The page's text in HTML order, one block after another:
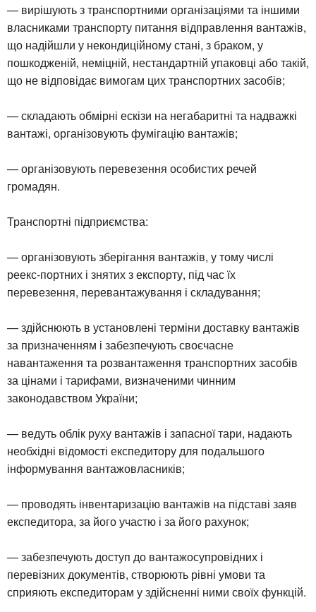
— вирішують з транспортними організаціями та іншими
власниками транспорту питання відправлення вантажів,
що надійшли у некондиційному стані, з браком, у
пошкодженій, неміцній, нестандартній упаковці або такій,
що не відповідає вимогам цих транспортних засобів;
— складають обмірні ескізи на негабаритні та надважкі
вантажі, організовують фумігацію вантажів;
— організовують перевезення особистих речей
громадян.
Транспортні підприємства:
— організовують зберігання вантажів, у тому числі
реекс-портних і знятих з експорту, під час їх
перевезення, перевантажування і складування;
— здійснюють в установлені терміни доставку вантажів
за призначенням і забезпечують своєчасне
навантаження та розвантаження транспортних засобів
за цінами і тарифами, визначеними чинним
законодавством України;
— ведуть облік руху вантажів і запасної тари, надають
необхідні відомості експедитору для подальшого
інформування вантажовласників;
— проводять інвентаризацію вантажів на підставі заяв
експедитора, за його участю і за його рахунок;
— забезпечують доступ до вантажосупровідних і
перевізних документів, створюють рівні умови та
сприяють експедиторам у здійсненні ними своїх функцій.